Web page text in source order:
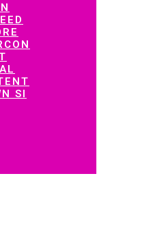
SI